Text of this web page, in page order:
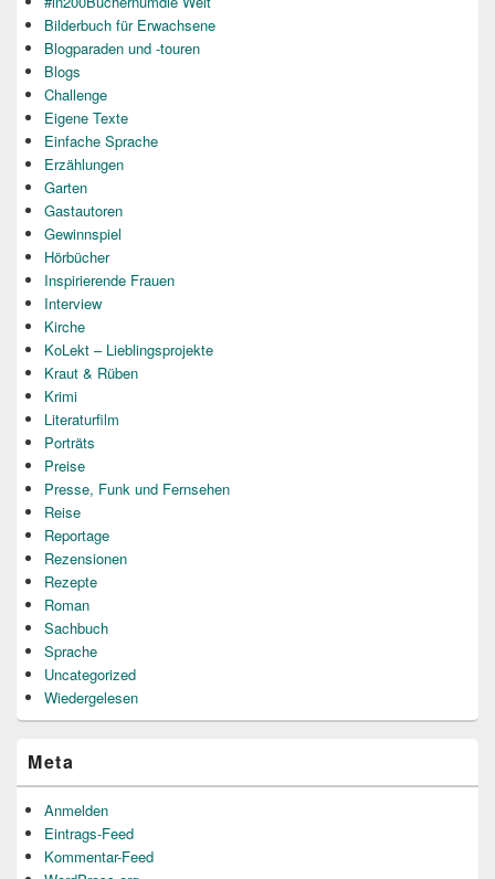
Bilderbuch für Erwachsene
Blogparaden und -touren
Blogs
Challenge
Eigene Texte
Einfache Sprache
Erzählungen
Garten
Gastautoren
Gewinnspiel
Hörbücher
Inspirierende Frauen
Interview
Kirche
KoLekt – Lieblingsprojekte
Kraut & Rüben
Krimi
Literaturfilm
Porträts
Preise
Presse, Funk und Fernsehen
Reise
Reportage
Rezensionen
Rezepte
Roman
Sachbuch
Sprache
Uncategorized
Wiedergelesen
Meta
Anmelden
Eintrags-Feed
Kommentar-Feed